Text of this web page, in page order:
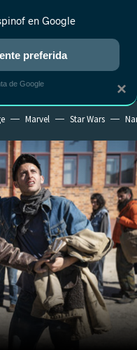
ANIME RANKINGS CINE
Marvel Star Wars
×
en Google
preferida
de Google